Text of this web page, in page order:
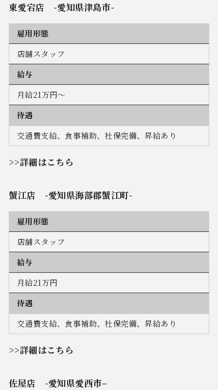
東愛宕店 -愛知県津島市-
雇用形態
店舗スタッフ
給与
月給21万円～
待遇
交通費支給、食事補助、社保完備、昇給あり
>>詳細はこちら
蟹江店 -愛知県海部郡蟹江町-
雇用形態
店舗スタッフ
給与
月給21万円
待遇
交通費支給、食事補助、社保完備、昇給あり
>>詳細はこちら
佐屋店 -愛知県愛西市–